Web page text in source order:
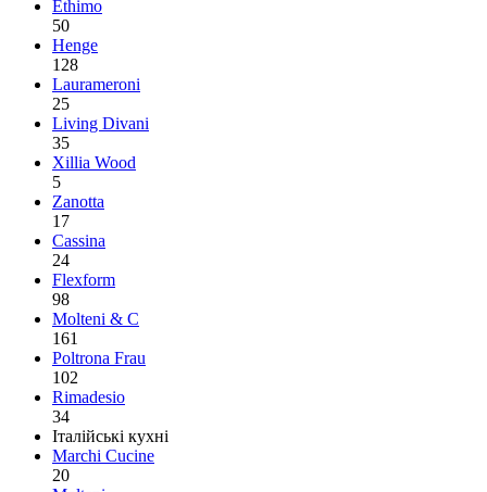
Ethimo
50
Henge
128
Laurameroni
25
Living Divani
35
Xillia Wood
5
Zanotta
17
Cassina
24
Flexform
98
Molteni & C
161
Poltrona Frau
102
Rimadesio
34
Італійські кухні
Marchi Cucine
20